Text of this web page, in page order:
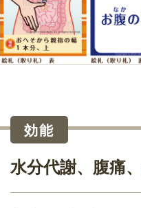
効能
水分代謝、腹痛